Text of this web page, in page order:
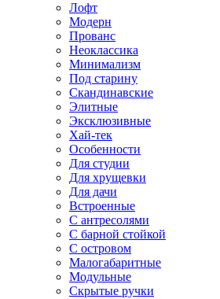
Лофт
Модерн
Прованс
Неоклассика
Минимализм
Под старину
Скандинавские
Элитные
Эксклюзивные
Хай-тек
Особенности
Для студии
Для хрущевки
Для дачи
Встроенные
С антресолями
С барной стойкой
С островом
Малогабаритные
Модульные
Скрытые ручки